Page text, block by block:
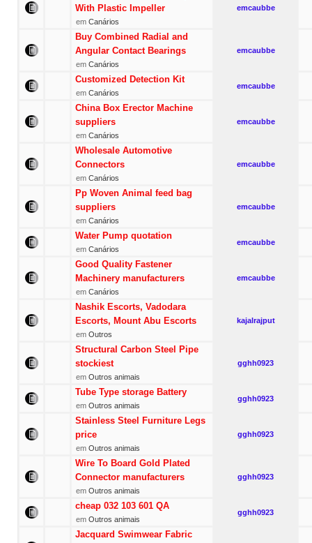
With Plastic Impeller
em Canários
emcaubbe
Buy Combined Radial and
Angular Contact Bearings
em Canários
emcaubbe
Customized Detection Kit
em Canários
emcaubbe
China Box Erector Machine
suppliers
em Canários
emcaubbe
Wholesale Automotive
Connectors
em Canários
emcaubbe
Pp Woven Animal feed bag
suppliers
em Canários
emcaubbe
Water Pump quotation
em Canários
emcaubbe
Good Quality Fastener
Machinery manufacturers
em Canários
emcaubbe
Nashik Escorts, Vadodara
Escorts, Mount Abu Escorts
em Outros
kajalrajput
Structural Carbon Steel Pipe
stockiest
em Outros animais
gghh0923
Tube Type storage Battery
em Outros animais
gghh0923
Stainless Steel Furniture Legs
price
em Outros animais
gghh0923
Wire To Board Gold Plated
Connector manufacturers
em Outros animais
gghh0923
cheap 032 103 601 QA
em Outros animais
gghh0923
Jacquard Swimwear Fabric